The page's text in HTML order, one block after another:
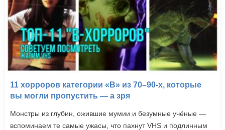
11 хорроров категории «B» из 70–90-х, которые
вы могли пропустить — а зря
Монстры из глубин, ожившие мумии и безумные учёные —
вспоминаем те самые ужасы, что пахнут VHS и подлинным